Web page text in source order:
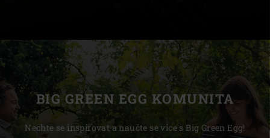
BIG GREEN EGG KOMUNITA
Nechte se inspirovat a naučte se více s Big Green Egg!